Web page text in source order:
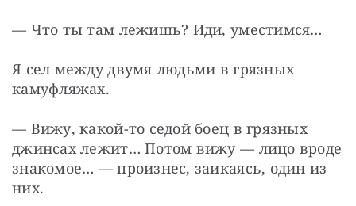
— Что ты там лежишь? Иди, уместимся…
Я сел между двумя людьми в грязных
камуфляжах.
— Вижу, какой-то седой боец в грязных
джинсах лежит… Потом вижу — лицо вроде
знакомое… — произнес, заикаясь, один из
них.